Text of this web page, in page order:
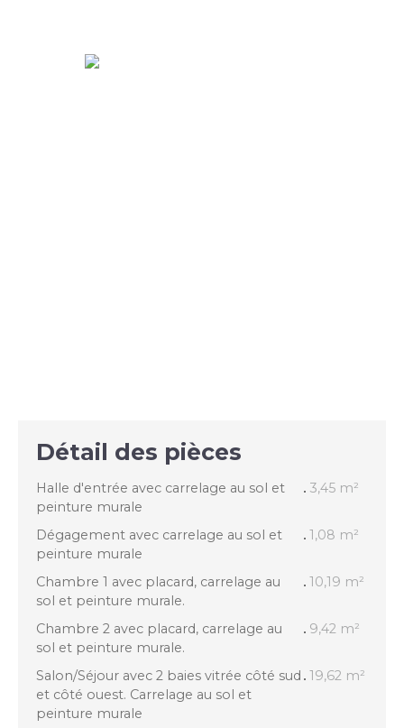
Détail des pièces
Halle d'entrée avec carrelage au sol et
peinture murale
3,45 m²
Dégagement avec carrelage au sol et
peinture murale
1,08 m²
Chambre 1 avec placard, carrelage au
sol et peinture murale.
10,19 m²
Chambre 2 avec placard, carrelage au
sol et peinture murale.
9,42 m²
Salon/Séjour avec 2 baies vitrée côté sud
et côté ouest. Carrelage au sol et
peinture murale
19,62 m²